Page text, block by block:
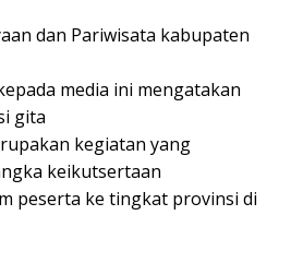
dan Pariwisata kabupaten
media ini mengatakan
gita
kegiatan yang
keikutsertaan
peserta ke tingkat provinsi di